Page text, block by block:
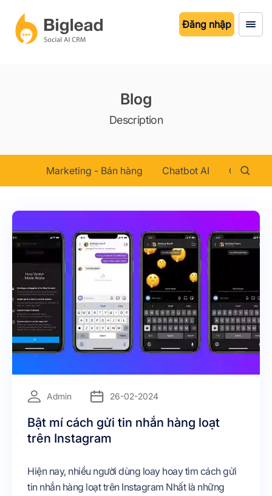
Đăng nhập
Blog
Description
Marketing - Bán hàng Chatbot AI Chăm
Admin 26-02-2024
Bật mí cách gửi tin nhắn hàng loạt
trên Instagram
Hiện nay, nhiều người dùng loay hoay tìm cách gửi
tin nhắn hàng loạt trên Instagram Nhất là những